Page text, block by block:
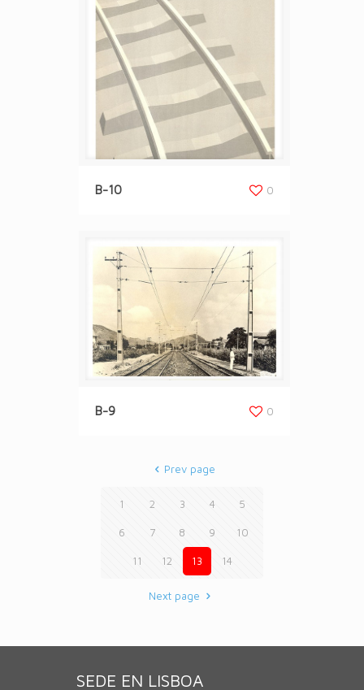
B-10 0
B-9 0
Prev page
1 2 3 4 5
6 7 8 9 10
11 12 13 14
Next page
SEDE EN LISBOA